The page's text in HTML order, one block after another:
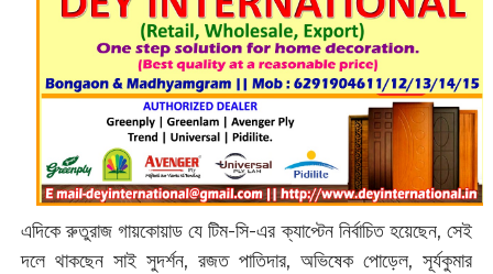
এদিকে রুতুরাজ গায়কোয়াড যে টিম-সি-এর ক্যাপ্টেন নির্বাচিত হয়েছেন, সেই
দলে থাকছেন সাই সুদর্শন, রজত পাতিদার, অভিষেক পোড়েল, সূর্যকুমার